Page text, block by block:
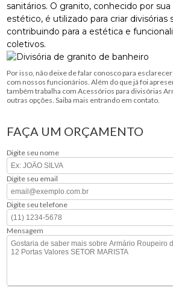
sanitários. O granito, conhecido por
estético, é utilizado para criar divisórias
contribuindo para a estética e
coletivos.
Por isso, não deixe de falar conosco para
com nossos funcionários. Além do que já foi
também trabalha com Acessórios para divisórias
outras opções. Saiba mais entrando em contato.
FAÇA UM ORÇAMENTO
Digite seu nome
Digite seu email
Digite seu telefone
Mensagem